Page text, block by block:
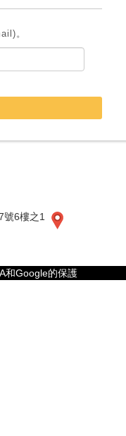
。
號6樓之1
和Google的保護